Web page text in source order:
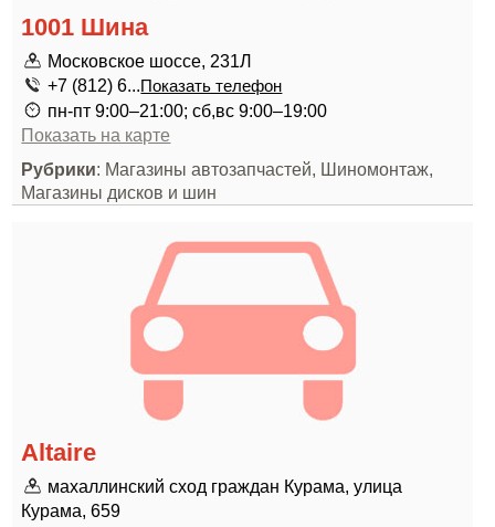
1001 Шина
Московское шоссе, 231Л
+7 (812) 6...Показать телефон
пн-пт 9:00–21:00; сб,вс 9:00–19:00
Показать на карте
Рубрики: Магазины автозапчастей, Шиномонтаж,
Магазины дисков и шин
Altaire
махаллинский сход граждан Курама, улица
Курама, 659